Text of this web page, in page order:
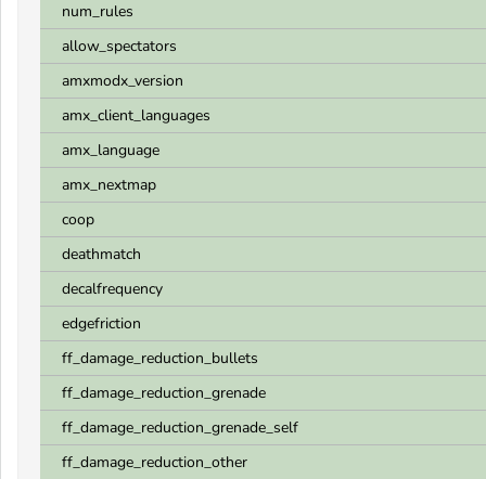
num_rules
allow_spectators
amxmodx_version
amx_client_languages
amx_language
amx_nextmap
coop
deathmatch
decalfrequency
edgefriction
ff_damage_reduction_bullets
ff_damage_reduction_grenade
ff_damage_reduction_grenade_self
ff_damage_reduction_other